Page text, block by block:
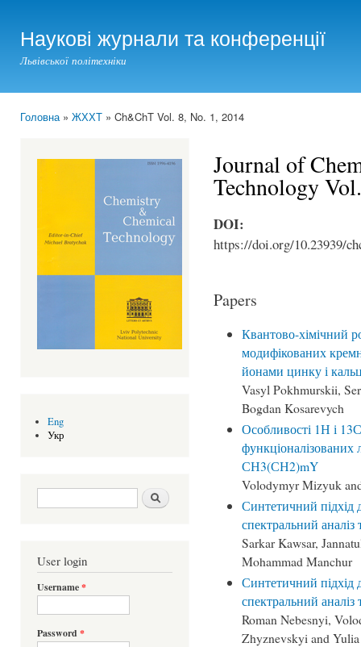
Наукові журнали та конференції
Львівської політехніки
Головна» ЖХХТ » Ch&ChT Vol. 8, No. 1, 2014
Eng
Укр
Search form Шукати
User login
Username*
Password *
Journal of
Technology
DOI:
https://doi.org/10.23939/
Papers
Квантово-хімічний
модифікованих
йонами цинку і
Vasyl Pokhmurskii,
Bogdan Kosarevych
Особливості 1Н і
функціоналізованих
СН3(СН2)mY
Volodymyr Mizyuk
Синтетичний підхід
спектральний аналіз
Sarkar Kawsar,
Mohammad Manchur
Синтетичний підхід
спектральний аналіз
Roman Nebesnyi,
Zhyznevskyi and